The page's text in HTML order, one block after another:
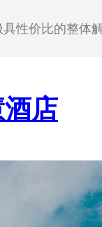
性价比的整体
店